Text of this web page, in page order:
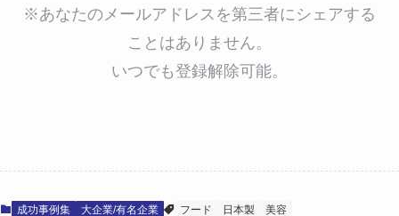
※あなたのメールアドレスを第三者にシェアする
ことはありません。
いつでも登録解除可能。
成功事例集 大企業/有名企業 フード 日本製 美容